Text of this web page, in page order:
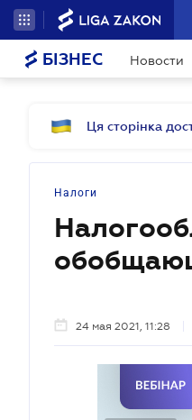
БІЗНЕС Новости
Ця сторінка
Налоги
24 мая 2021, 11:28